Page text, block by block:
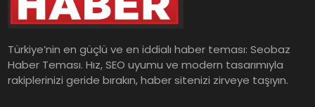
Türkiye’nin en güçlü ve en iddialı haber teması: Seobaz
Haber Teması. Hız, SEO uyumu ve modern tasarımıyla
rakiplerinizi geride bırakın, haber sitenizi zirveye taşıyın.